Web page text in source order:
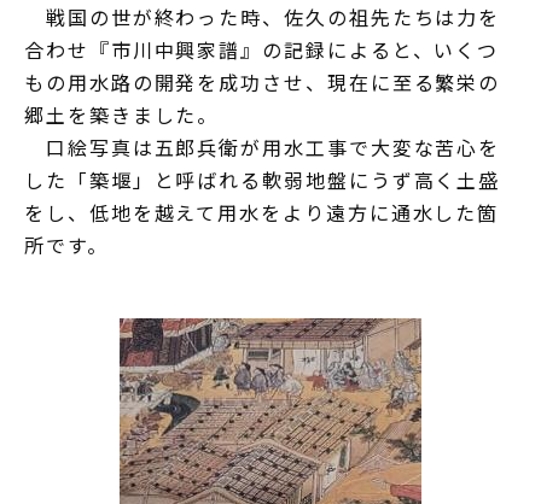
戦国の世が終わった時、佐久の祖先たちは力を
合わせ『市川中興家譜』の記録によると、いくつ
もの用水路の開発を成功させ、現在に至る繁栄の
郷土を築きました。
口絵写真は五郎兵衛が用水工事で大変な苦心を
した「築堰」と呼ばれる軟弱地盤にうず高く土盛
をし、低地を越えて用水をより遠方に通水した箇
所です。